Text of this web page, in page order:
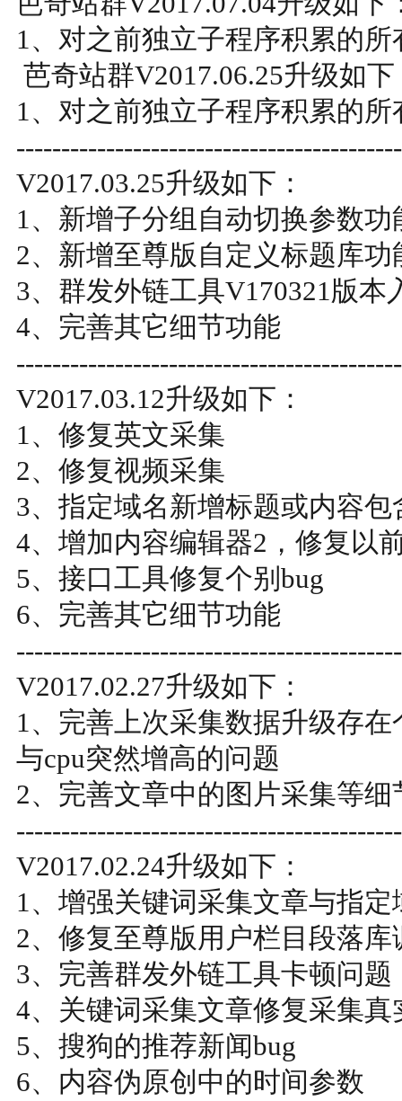
1、对之前独立子程序积累的
芭奇站群V2017.06.25升级如下
1、对之前独立子程序积累的
V2017.03.25升级如下：
1、新增子分组自动切换参数功
2、新增至尊版自定义标题库功
3、群发外链工具V170321版本
4、完善其它细节功能
V2017.03.12升级如下：
1、修复英文采集
2、修复视频采集
3、指定域名新增标题或内容包
4、增加内容编辑器2，修复以
5、接口工具修复个别bug
6、完善其它细节功能
V2017.02.27升级如下：
1、完善上次采集数据升级存
与cpu突然增高的问题
2、完善文章中的图片采集等细
V2017.02.24升级如下：
1、增强关键词采集文章与指
2、修复至尊版用户栏目段落库
3、完善群发外链工具卡顿问题
4、关键词采集文章修复采集真
5、搜狗的推荐新闻bug
6、内容伪原创中的时间参数